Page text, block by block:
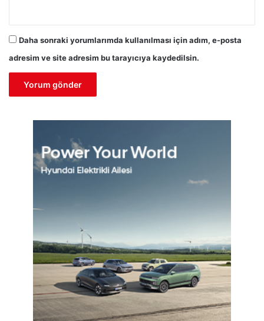
Daha sonraki yorumlarımda kullanılması için adım, e-posta
adresim ve site adresim bu tarayıcıya kaydedilsin.